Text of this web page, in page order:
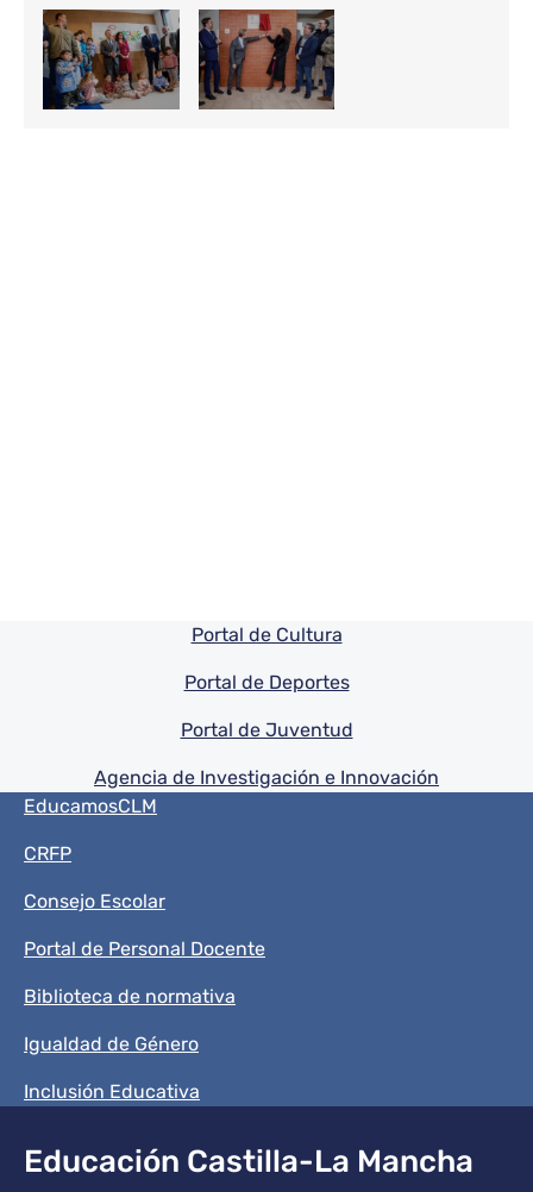
Pie de pagina información
Portal de Cultura
Portal de Deportes
Portal de Juventud
Agencia de Investigación e Innovación
Menú del pie
EducamosCLM
CRFP
Consejo Escolar
Portal de Personal Docente
Biblioteca de normativa
Igualdad de Género
Inclusión Educativa
Educación Castilla-La Mancha